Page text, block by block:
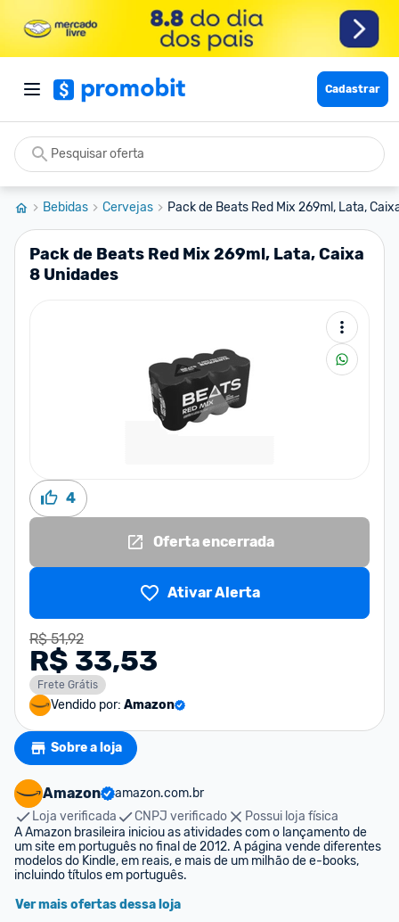
Cadastrar
Bebidas Cervejas Pack de Beats Red Mix 269ml, Lata,
Pack de Beats Red Mix 269ml, Lata, Caixa
8 Unidades
4
Oferta encerrada
Ativar Alerta
R$ 51,92
R$ 33,53
Frete Grátis
Vendido por: Amazon
Sobre a loja
Amazon
amazon.com.br
Loja verificada
CNPJ verificado
Possui loja física
A Amazon brasileira iniciou as atividades com o lançamento de
um site em português no final de 2012. A página vende diferentes
modelos do Kindle, em reais, e mais de um milhão de e-books,
incluindo títulos em português.
Ver mais ofertas dessa loja